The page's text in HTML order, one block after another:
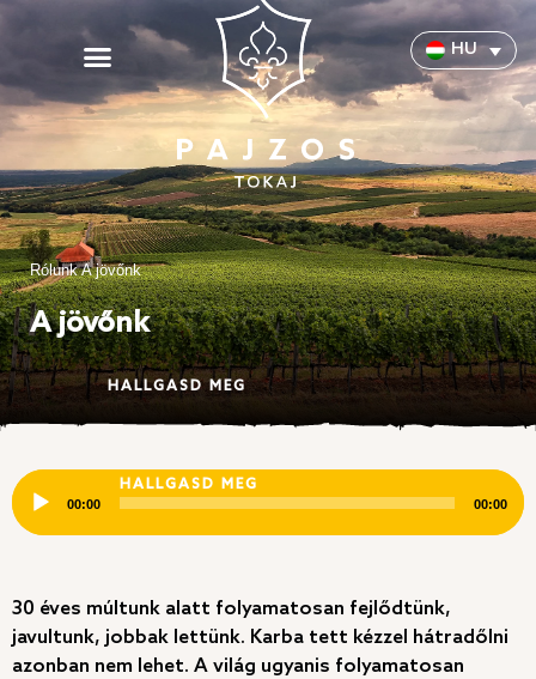
HU
Rólunk A jövőnk
A jövőnk
HALLGASD MEG
HALLGASD MEG
Audió
lejátszó00:00 00:00
30 éves múltunk alatt folyamatosan fejlődtünk,
javultunk, jobbak lettünk. Karba tett kézzel hátradőlni
azonban nem lehet. A világ ugyanis folyamatosan